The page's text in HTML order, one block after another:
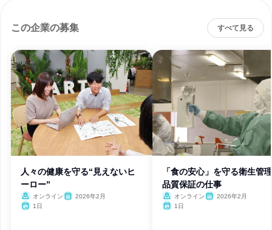
この企業の募集 すべて見る
人々の健康を守る“見えないヒ
ーロー”
オンライン
2026年2月
1日
「食の安心」を守る衛生管
品質保証の仕事
オンライン
2026年2月
1日